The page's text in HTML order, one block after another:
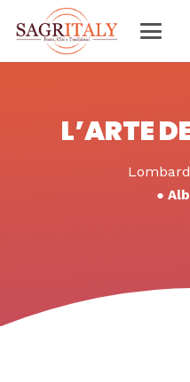
L’ARTE
●